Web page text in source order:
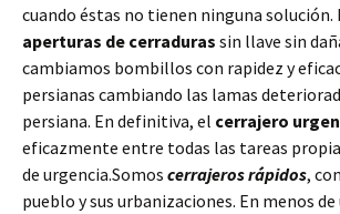
cuando éstas no tienen ninguna solución.
aperturas de cerraduras sin llave sin
cambiamos bombillos con rapidez y
persianas cambiando las lamas
persiana. En definitiva, el cerrajero
eficazmente entre todas las tareas
de urgencia.Somos cerrajeros rápidos,
pueblo y sus urbanizaciones. En menos